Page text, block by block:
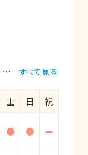
フェレット
すべて見る
土 日
祝
● ● ー